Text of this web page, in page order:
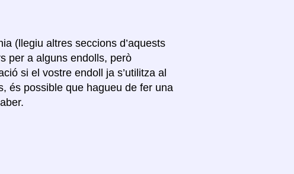
(llegiu altres seccions d’aquests
per a alguns endolls, però
si el vostre endoll ja s’utilitza al
és possible que hagueu de fer una